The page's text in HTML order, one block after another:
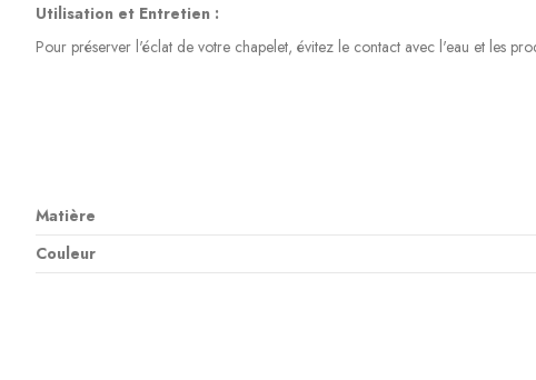
Utilisation et Entretien :
Pour préserver l'éclat de votre chapelet, évitez le contact avec l'eau et les
Matière
Couleur